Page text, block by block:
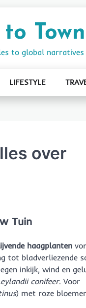
to Town
to global narratives
LIFESTYLE
over
Tuin
haagplanten
tot bladverliezende
inkijk, wind en
conifeer. Voor
) met roze